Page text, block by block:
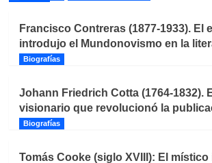
Francisco Contreras (1877-1933). El
introdujo el Mundonovismo en la
Biografías
Johann Friedrich Cotta (1764-1832).
visionario que revolucionó la
Biografías
Tomás Cooke (siglo XVIII): El